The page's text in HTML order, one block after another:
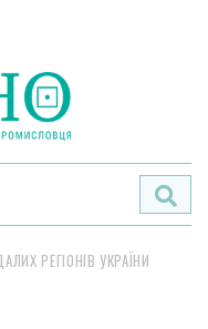
РЕГІОНІВ УКРАЇНИ